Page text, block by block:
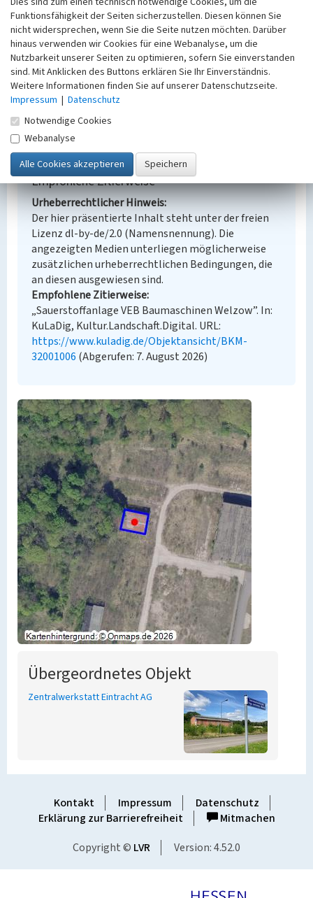
Alternativer Ortsname
Wjelcej
Fachsicht(en)
Denkmalpflege
Erfassungsmaßstab
Keine Angabe
Erfassungsmethode
Übernahme aus externer Fachdatenbank
Empfohlene Zitierweise
Urheberrechtlicher Hinweis
Der hier präsentierte Inhalt steht unter der freien
Lizenz dl-by-de/2.0 (Namensnennung). Die
angezeigten Medien unterliegen möglicherweise
zusätzlichen urheberrechtlichen Bedingungen, die
an diesen ausgewiesen sind.
Empfohlene Zitierweise
„Sauerstoffanlage VEB Baumaschinen Welzow”. In:
KuLaDig, Kultur.Landschaft.Digital. URL:
https://www.kuladig.de/Objektansicht/BKM-
32001006 (Abgerufen: 7. August 2026)
Übergeordnetes Objekt
Zentralwerkstatt Eintracht AG
Kontakt Impressum
Datenschutz
Erklärung zur Barrierefreiheit
Mitmachen
Copyright © LVR Version: 4.52.0
Funktionsfähigkeit der Seiten sicherzustellen. Diesen können Sie
nicht widersprechen, wenn Sie die Seite nutzen möchten. Darüber
hinaus verwenden wir Cookies für eine Webanalyse, um die
Nutzbarkeit unserer Seiten zu optimieren, sofern Sie einverstanden
sind. Mit Anklicken des Buttons erklären Sie Ihr Einverständnis.
Weitere Informationen finden Sie auf unserer Datenschutzseite.
Impressum | Datenschutz
Notwendige Cookies
Webanalyse